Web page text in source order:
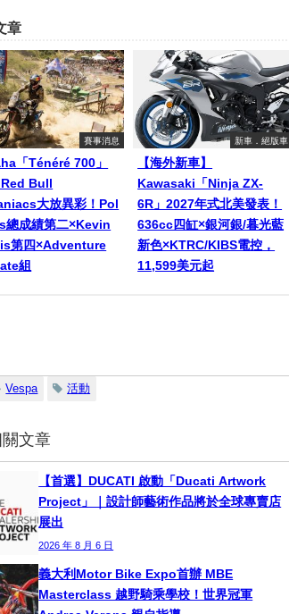
章
賽事消息
「Ténéré 700」
Bull
大放異彩！Pol
總成績第二×Kevin
第四×Adventure
組
新車．絕版車
【海外新車】
Kawasaki「Ninja ZX-
6R」2027年式北美發表！
636cc四缸×銀河銀/暮光藍
新色×KTRC/KIBS電控，
11,599美元起
Vespa 活動
關文章
【首選】DUCATI 啟動「Ducati Artwork
Project」｜設計師藝術作品將於全球專賣店
展出
2026 年 8 月 6 日
義大利Motor Bike Expo首辦 MBE
Masterclass 越野騎乘學校！世界冠軍